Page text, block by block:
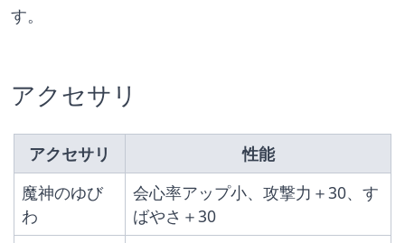
す。
アクセサリ
アクセサリ
性能
魔神のゆび
わ
会心率アップ小、攻撃力＋30、す
ばやさ＋30